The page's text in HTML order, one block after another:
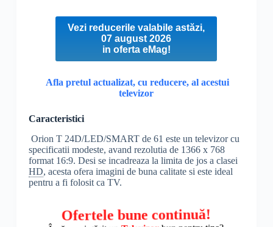
Vezi reducerile valabile astăzi,
07 august 2026
in oferta eMag!
Afla pretul actualizat, cu reducere, al acestui
televizor
Caracteristici
Orion T 24D/LED/SMART de 61 este un televizor cu
specificatii modeste, avand rezolutia de 1366 x 768
format 16:9. Desi se incadreaza la limita de jos a clasei
HD, acesta ofera imagini de buna calitate si este ideal
pentru a fi folosit ca TV.
Ofertele bune continuă!